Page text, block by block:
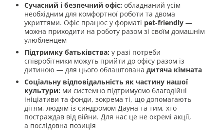
Сучасний і безпечний офіс: обладнаний усім
необхідним для комфортної роботи та двома
укриттями. Офіс працює у форматі pet-friendly —
можна приходити на роботу разом зі своїм домашнім
улюбленцем
Підтримку батьківства: у разі потреби
співробітники можуть прийти до офісу разом із
дитиною — для цього облаштованадитяча кімната
Соціальну відповідальність як частину нашої
культури: ми системно підтримуємо благодійні
ініціативи та фонди, зокрема ті, що допомагають
дітям, людям із синдромом Дауна та тим, хто
постраждав від війни. Для нас це не окремі акції,
а послідовна позиція